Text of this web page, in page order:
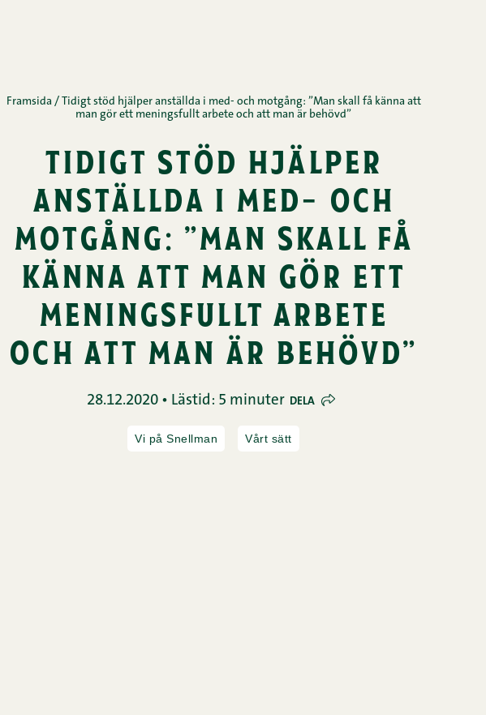
Framsida /
Tidigt stöd hjälper anställda i med- och motgång: ”Man skall få känna att
man gör ett meningsfullt arbete och att man är behövd”
tidigt stöd hjälper
anställda i med- och
motgång: ”man skall få
känna att man gör ett
meningsfullt arbete
och att man är behövd”
28.12.2020 • Lästid: 5 minuter DELA
Vi på Snellman Vårt sätt